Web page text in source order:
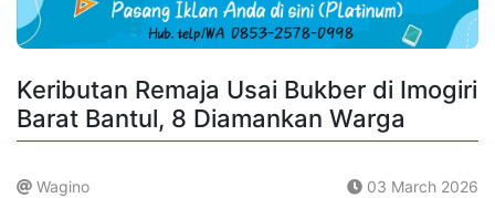
Keributan Remaja Usai Bukber di Imogiri
Barat Bantul, 8 Diamankan Warga
Wagino 03 March 2026